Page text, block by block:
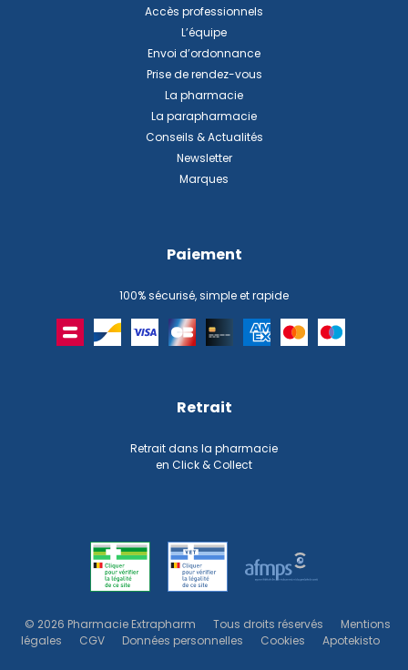
Accès professionnels
L’équipe
Envoi d’ordonnance
Prise de rendez-vous
La pharmacie
La parapharmacie
Conseils & Actualités
Newsletter
Marques
Paiement
100% sécurisé, simple et rapide
Retrait
Retrait dans la pharmacie
en Click & Collect
© 2026 Pharmacie Extrapharm Tous droits réservés
Mentions
légales
CGV Données personnelles Cookies Apotekisto